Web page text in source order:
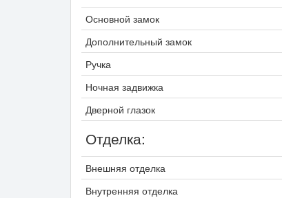
Основной замок
Дополнительный замок
Ручка
Ночная задвижка
Дверной глазок
Отделка:
Внешняя отделка
Внутренняя отделка